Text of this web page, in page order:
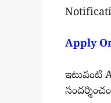
Apply
ఇటువంటి